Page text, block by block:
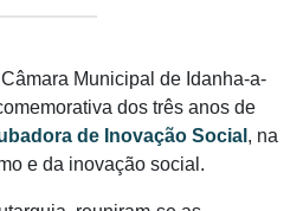
Municipal de Idanha-a-
dos três anos de
de Inovação Social , na
e da inovação social.